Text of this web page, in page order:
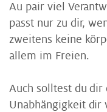
Au pair viel
passt nur zu dir,
zweitens keine
allem im Freien.
Auch solltest du dir
Unabhängigkeit dir